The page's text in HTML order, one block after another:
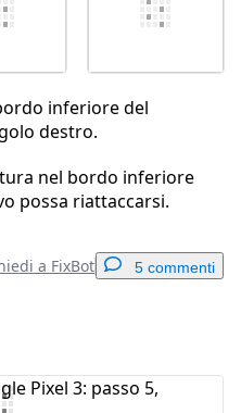
inferiore del
destro.
nel bordo inferiore
possa riattaccarsi.
a FixBot 5 commenti